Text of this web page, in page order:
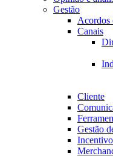
Gestão
Acordos
Canais
Cliente
Gestão